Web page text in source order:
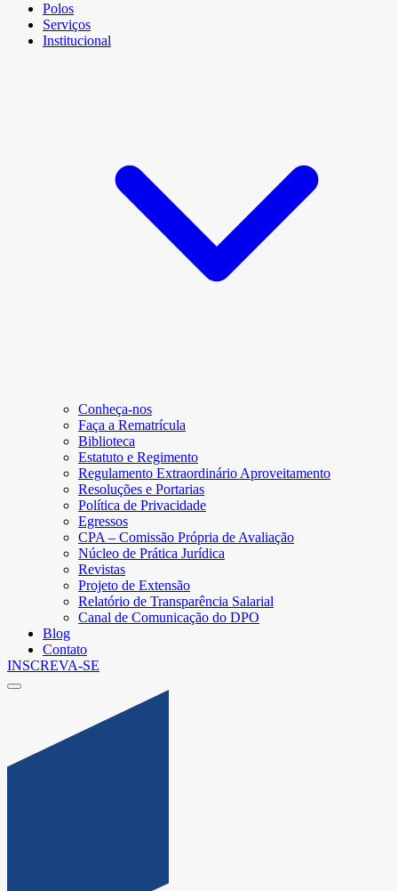
Polos
Serviços
Institucional
Conheça-nos
Faça a Rematrícula
Biblioteca
Estatuto e Regimento
Regulamento Extraordinário Aproveitamento
Resoluções e Portarias
Política de Privacidade
Egressos
CPA – Comissão Própria de Avaliação
Núcleo de Prática Jurídica
Revistas
Projeto de Extensão
Relatório de Transparência Salarial
Canal de Comunicação do DPO
Blog
Contato
INSCREVA-SE